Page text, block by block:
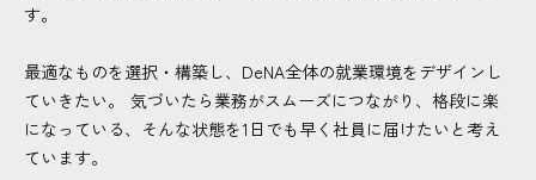
す。
最適なものを選択・構築し、DeNA全体の就業環境をデザインし
ていきたい。 気づいたら業務がスムーズにつながり、格段に楽
になっている、そんな状態を1日でも早く社員に届けたいと考え
ています。